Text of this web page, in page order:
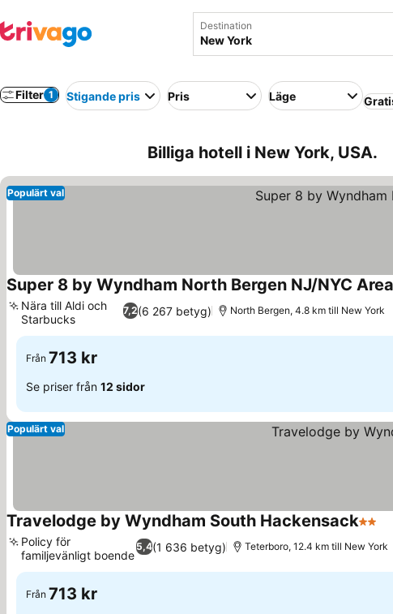
Destination
Filter 1 Stigande pris Pris Läge
Billiga hotell i New York, USA.
Populärt val
Super 8 by Wyndham North Bergen NJ/NYC Area
7,2(6 267 betyg)
Nära till Aldi och
Starbucks
North Bergen, 4.8 km till New York
Från 713 kr
Se priser från 12 sidor
Populärt val
Travelodge by Wyndham South Hackensack2
5,4(1 636 betyg)
Policy för
familjevänligt boende
Teterboro, 12.4 km till New York
Från 713 kr